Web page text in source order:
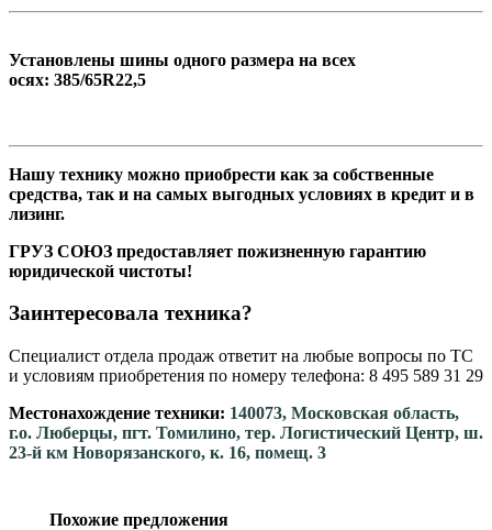
Установлены шины одного размера на всех
осях: 385/65R22,5
Нашу технику можно приобрести как за собственные
средства, так и на самых выгодных условиях в кредит и в
лизинг.
ГРУЗ СОЮЗ предоставляет пожизненную гарантию
юридической чистоты!
Заинтересовала техника?
Специалист отдела продаж ответит на любые вопросы по ТС
и условиям приобретения по номеру телефона: 8 495 589 31 29
Местонахождение техники: 140073, Московская область,
г.о. Люберцы, пгт. Томилино, тер. Логистический Центр, ш.
23-й км Новорязанского, к. 16, помещ. 3
Похожие предложения